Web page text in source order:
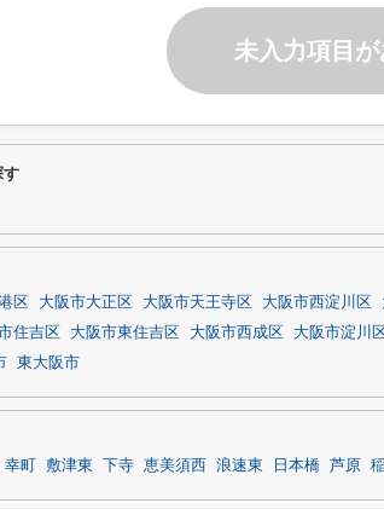
未入力項目
す
区 大阪市大正区 大阪市天王寺区 大阪市西淀川区
住吉区 大阪市東住吉区 大阪市西成区 大阪市淀川区
東大阪市
幸町 敷津東 下寺 恵美須西 浪速東 日本橋 芦原